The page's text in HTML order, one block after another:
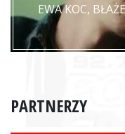
EWA KOC,
PARTNERZY